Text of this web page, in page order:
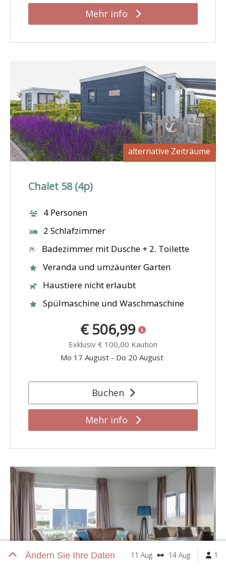
Ändern Sie Ihre Daten 11 Aug 14 Aug 1
Mehr info
alternative Zeiträume
Chalet 58 (4p)
4 Personen
2 Schlafzimmer
Badezimmer mit Dusche + 2. Toilette
Veranda und umzäunter Garten
Haustiere nicht erlaubt
Spülmaschine und Waschmaschine
€ 506,99
Exklusiv € 100,00 Kaution
Mo 17 August - Do 20 August
Buchen
Mehr info
alternative Zeiträume